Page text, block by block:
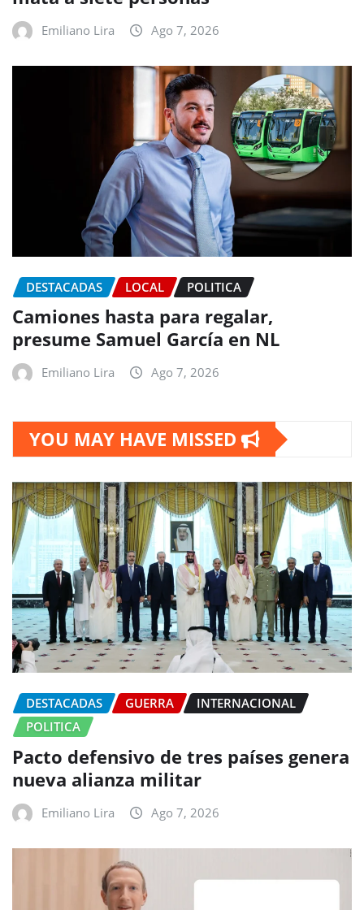
Emiliano Lira Ago 7, 2026
DESTACADAS LOCAL POLITICA
Camiones hasta para regalar,
presume Samuel García en NL
Emiliano Lira Ago 7, 2026
YOU MAY HAVE MISSED
DESTACADAS GUERRA
INTERNACIONAL
POLITICA
Pacto defensivo de tres países genera
nueva alianza militar
Emiliano Lira Ago 7, 2026